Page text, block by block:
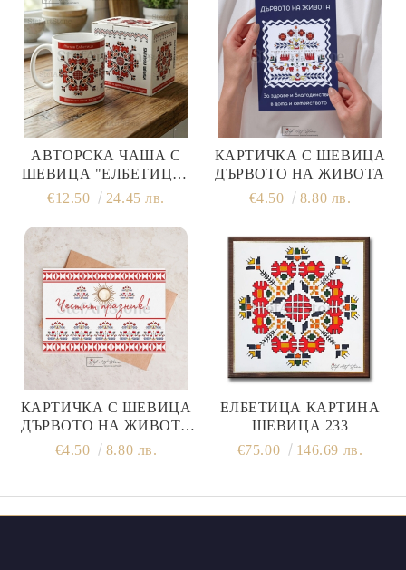
АВТОРСКА ЧАША С
ШЕВИЦА "ЕЛБЕТИЦА"
(МОДЕЛ NO1) – ПРИНТ
ПОСЛАНИЕ
€12.50 24.45 лв.
КАРТИЧКА С ШЕВИЦА
ДЪРВОТО НА ЖИВОТА
€4.50
8.80 лв.
КАРТИЧКА С ШЕВИЦА
ДЪРВОТО НА ЖИВОТА
ЧЕСТИТ ПРАЗНИК
€4.50 8.80 лв.
ЕЛБЕТИЦА КАРТИНА
ШЕВИЦА 233
€75.00
146.69 лв.